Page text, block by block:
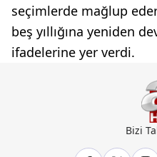
seçimlerde mağlup
beş yıllığına yeniden
ifadelerine yer verdi.
Bizi